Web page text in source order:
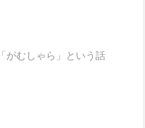
がむしゃら」という話